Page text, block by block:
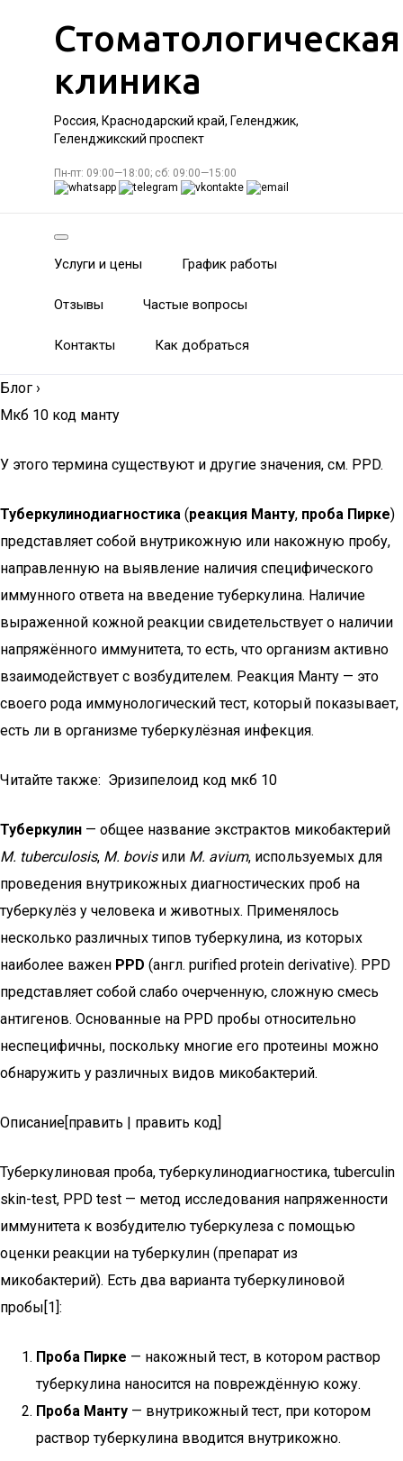
Стоматологическая
клиника
Россия, Краснодарский край, Геленджик,
Геленджикский проспект
Пн-пт: 09:00—18:00; сб: 09:00—15:00
Услуги и цены График работы
Отзывы Частые вопросы
Контакты Как добраться
Блог ›
Мкб 10 код манту
У этого термина существуют и другие значения, см. PPD.
Туберкулинодиагностика (реакция Манту, проба Пирке)
представляет собой внутрикожную или накожную пробу,
направленную на выявление наличия специфического
иммунного ответа на введение туберкулина. Наличие
выраженной кожной реакции свидетельствует о наличии
напряжённого иммунитета, то есть, что организм активно
взаимодействует с возбудителем. Реакция Манту — это
своего рода иммунологический тест, который показывает,
есть ли в организме туберкулёзная инфекция.
Читайте также: Эризипелоид код мкб 10
Туберкулин — общее название экстрактов микобактерий
M. tuberculosis, M. bovisили M. avium, используемых для
проведения внутрикожных диагностических проб на
туберкулёз у человека и животных. Применялось
несколько различных типов туберкулина, из которых
наиболее важен PPD (англ. purified protein derivative). PPD
представляет собой слабо очерченную, сложную смесь
антигенов. Основанные на PPD пробы относительно
неспецифичны, поскольку многие его протеины можно
обнаружить у различных видов микобактерий.
Описание[править | править код]
Туберкулиновая проба, туберкулинодиагностика, tuberculin
skin-test, PPD test — метод исследования напряженности
иммунитета к возбудителю туберкулеза с помощью
оценки реакции на туберкулин (препарат из
микобактерий). Есть два варианта туберкулиновой
пробы[1]:
Проба Пирке — накожный тест, в котором раствор
туберкулина наносится на повреждённую кожу.
Проба Манту — внутрикожный тест, при котором
раствор туберкулина вводится внутрикожно.